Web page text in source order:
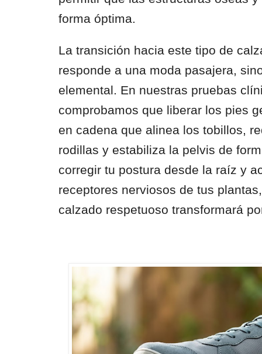
forma óptima.
La transición hacia este tipo de
responde a una moda pasajera,
elemental. En nuestras pruebas
comprobamos que liberar los pies
en cadena que alinea los tobillos,
rodillas y estabiliza la pelvis de
corregir tu postura desde la raíz y
receptores nerviosos de tus
calzado respetuoso transformará